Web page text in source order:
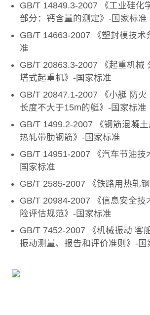
GB/T 14849.3-2007 《工业硅化
部分：钙含量的测定》-国家标准
GB/T 14663-2007 《塑封模技术
准
GB/T 20863.3-2007 《起重机械
塔式起重机》-国家标准
GB/T 20847.1-2007 《小艇 防火
长度不大于15m的艇》-国家标准
GB/T 1499.2-2007 《钢筋混凝土
热轧带肋钢筋》-国家标准
GB/T 14951-2007 《汽车节油技
国家标准
GB/T 2585-2007 《铁路用热轧
GB/T 20984-2007 《信息安全技
险评估规范》-国家标准
GB/T 7452-2007 《机械振动 客
振动测量、报告和评价准则》-国